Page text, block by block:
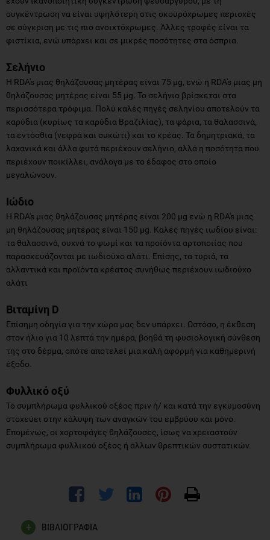
συγκέντρωση να είναι υψηλότερη στις σκουρόχρωμες περιοχές
σε σύγκριση με τις πιο ανοιχτόχρωμες. Άλλες τροφές είναι τα
φιστίκια, ενώ υπάρχει και σε μικρές ποσότητες στα όσπρια.
Σελήνιο
Η RDA's μιας θηλάζουσας μητέρας είναι 75 μg, ενώ η RDA's μιας μη
θηλάζουσας μητέρας είναι 55 μg. Το σελήνιο βρίσκεται στα
περισσότερα τρόφιμα. Πολύ καλές πηγές σεληνίου αποτελούν τα
καρύδια (κυρίως τα καρύδια Βραζιλίας), τα ψάρια, τα θαλασσινά,
τα εντόσθια (νεφρά και συκώτι) και το κρέας. Τα δημητριακά, τα
λαχανικά και άλλα φυτά περιέχουν σελήνιο, αλλά η ποσότητα που
περιέχουν ποικίλλει, ανάλογα με το έδαφος στο οποίο
μεγαλώνουν.
Ιώδιο
Η RDA's μιας θηλάζουσας μητέρας είναι 200 μg ενώ η RDA's μιας
μη θηλάζουσας μητέρας είναι 150 μg. Καλές πηγές ιωδίου είναι:
τα θαλασσινά, συχνά το ψωμί και τα προϊόντα αρτοποιίας που
παρασκευάζονται με ιωδιούχο αλάτι. Επίσης, τα τυριά, τα
αλλαντικά και προϊόντα κρέατος συνήθως περιέχουν ιωδιούχο
αλάτι
Βιταμίνη D
Επίσημη οδηγία για την χώρα μας δεν υπάρχει. Ωστόσο, η έκθεση
στον ήλιο για 10 λεπτά την ημέρα, βοηθά τη φυσιολογική σύνθεση
της στο δέρμα, οπότε αποτελεί μια καλή αφορμή για καθημερινή
έξοδο.
Φυλλικό οξύ
Το συμπλήρωμα φυλλικού οξέος πριν ή/ και κατά την εγκυμοσύνη
στοχεύει στην κάλυψη των αναγκών του εμβρύου και μόνο.
Επομένως, οι χορτοφάγες θηλάζουσες, ίσως να χρειαστούν
συμπλήρωμα φυλλικού οξέος ή άλλων θρεπτικών συστατικών.
ΒΙΒΛΙΟΓΡΑΦΙΑ